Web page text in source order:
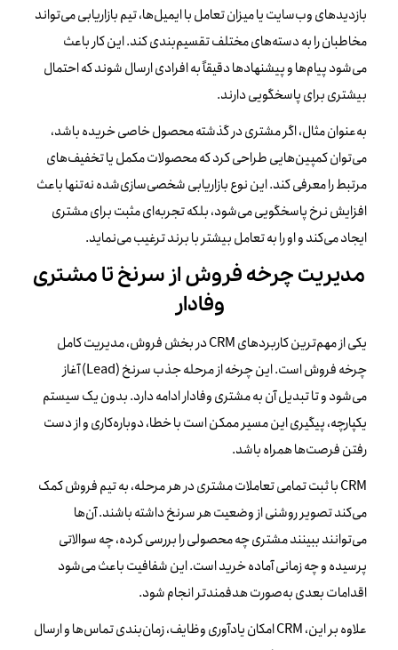
بازدیدهای وب‌سایت یا میزان تعامل با ایمیل‌ها، تیم بازاریابی می‌تواند
مخاطبان را به دسته‌های مختلف تقسیم‌بندی کند. این کار باعث
می‌شود پیام‌ها و پیشنهادها دقیقاً به افرادی ارسال شوند که احتمال
بیشتری برای پاسخگویی دارند.
به‌عنوان مثال، اگر مشتری در گذشته محصول خاصی خریده باشد،
می‌توان کمپین‌هایی طراحی کرد که محصولات مکمل یا تخفیف‌های
مرتبط را معرفی کند. این نوع بازاریابی شخصی‌سازی‌شده نه‌تنها باعث
افزایش نرخ پاسخگویی می‌شود، بلکه تجربه‌ای مثبت برای مشتری
ایجاد می‌کند و او را به تعامل بیشتر با برند ترغیب می‌نماید.
مدیریت چرخه فروش از سرنخ تا مشتری
وفادار
یکی از مهم‌ترین کاربردهای CRM در بخش فروش، مدیریت کامل
چرخه فروش است. این چرخه از مرحله جذب سرنخ (Lead) آغاز
می‌شود و تا تبدیل آن به مشتری وفادار ادامه دارد. بدون یک سیستم
یکپارچه، پیگیری این مسیر ممکن است با خطا، دوباره‌کاری و از دست
رفتن فرصت‌ها همراه باشد.
CRM با ثبت تمامی تعاملات مشتری در هر مرحله، به تیم فروش کمک
می‌کند تصویر روشنی از وضعیت هر سرنخ داشته باشند. آن‌ها
می‌توانند ببینند مشتری چه محصولی را بررسی کرده، چه سوالاتی
پرسیده و چه زمانی آماده خرید است. این شفافیت باعث می‌شود
اقدامات بعدی به‌صورت هدفمندتر انجام شود.
علاوه بر این، CRM امکان یادآوری وظایف، زمان‌بندی تماس‌ها و ارسال